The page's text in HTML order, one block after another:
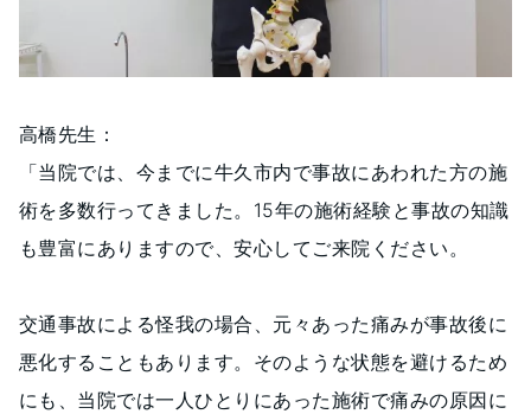
高橋先生：
「当院では、今までに牛久市内で事故にあわれた方の施
術を多数行ってきました。15年の施術経験と事故の知識
も豊富にありますので、安心してご来院ください。
交通事故による怪我の場合、元々あった痛みが事故後に
悪化することもあります。そのような状態を避けるため
にも、当院では一人ひとりにあった施術で痛みの原因に